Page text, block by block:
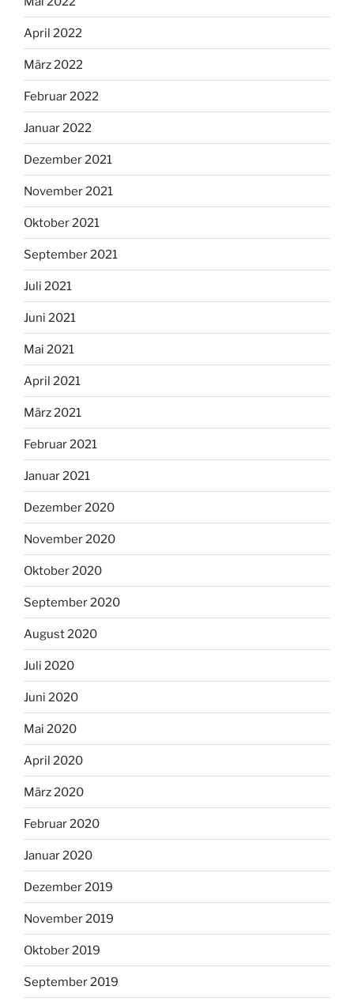
April 2022
März 2022
Februar 2022
Januar 2022
Dezember 2021
November 2021
Oktober 2021
September 2021
Juli 2021
Juni 2021
Mai 2021
April 2021
März 2021
Februar 2021
Januar 2021
Dezember 2020
November 2020
Oktober 2020
September 2020
August 2020
Juli 2020
Juni 2020
Mai 2020
April 2020
März 2020
Februar 2020
Januar 2020
Dezember 2019
November 2019
Oktober 2019
September 2019